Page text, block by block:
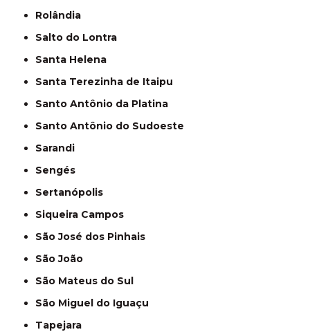
Rolândia
Salto do Lontra
Santa Helena
Santa Terezinha de Itaipu
Santo Antônio da Platina
Santo Antônio do Sudoeste
Sarandi
Sengés
Sertanópolis
Siqueira Campos
São José dos Pinhais
São João
São Mateus do Sul
São Miguel do Iguaçu
Tapejara